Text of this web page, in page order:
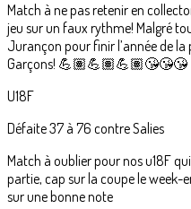
Match à ne pas retenir en
jeu sur un faux rythme! Malgré
Jurançon pour finir l’année de la
Garçons! 💪🏽💪🏽💪🏽😘😘😘
U18F
Défaite 37 à 76 contre Salies
Match à oublier pour nos u18F
partie, cap sur la coupe le week-
sur une bonne note